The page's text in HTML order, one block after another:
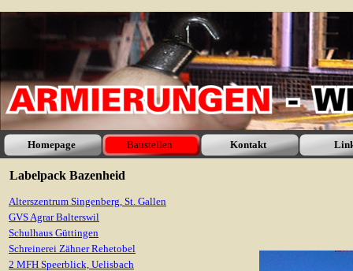
Homepage Baustellen Kontakt
Labelpack Bazenheid
Alterszentrum Singenberg, St. Gallen
GVS Agrar Balterswil
Schulhaus Güttingen
Schreinerei Zähner Rehetobel
2 MFH Speerblick, Uelisbach